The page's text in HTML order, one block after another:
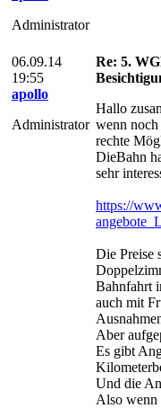
Administrator
06.09.14
19:55
apollo
Administrator
Re: 5.
Hallo
wenn noch
rechte
DieBahn
sehr
https://
Die Preise
Bahnfahrt
auch mit
Aber
Es gibt
Und die
Also wenn